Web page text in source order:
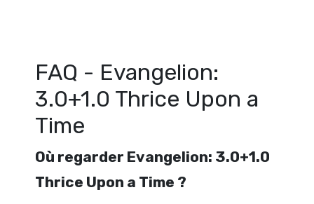
FAQ - Evangelion:
3.0+1.0 Thrice Upon a
Time
Où regarder Evangelion: 3.0+1.0
Thrice Upon a Time ?